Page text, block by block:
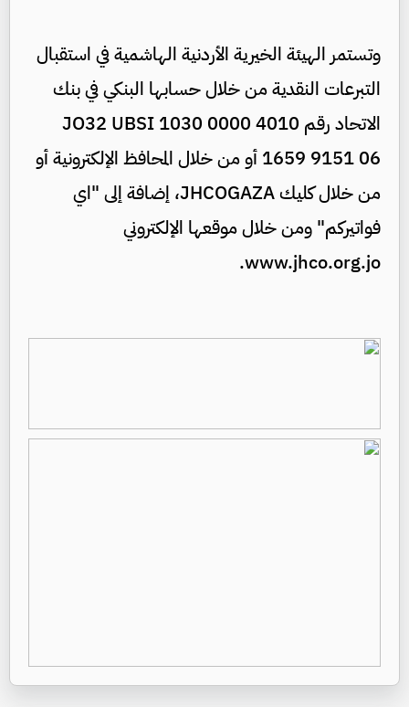
وتستمر الهيئة الخيرية الأردنية الهاشمية في استقبال
التبرعات النقدية من خلال حسابها البنكي في بنك
الاتحاد رقم JO32 UBSI 1030 0000 4010
1659 9151 06 أو من خلال المحافظ الإلكترونية أو
من خلال كليك JHCOGAZA، إضافة إلى "اي
فواتيركم" ومن خلال موقعها الإلكتروني
www.jhco.org.jo.